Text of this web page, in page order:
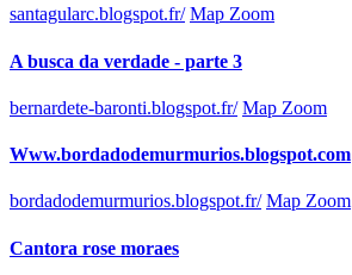
santagularc.blogspot.fr/ Map Zoom
A busca da verdade - parte 3
bernardete-baronti.blogspot.fr/ Map Zoom
Www.bordadodemurmurios.blogspot.com
bordadodemurmurios.blogspot.fr/ Map Zoom
Cantora rose moraes